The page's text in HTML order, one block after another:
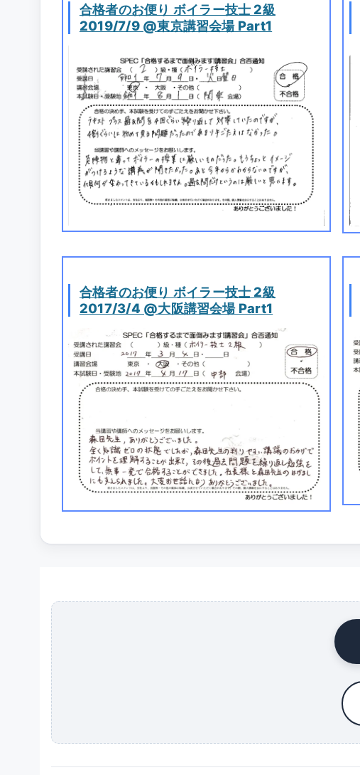
合格者のお便り ボイラー技士 2級
2019/7/9 @東京講習会場 Part1
合格者のお便り ボイラー技士 2級
2017/3/4 @大阪講習会場 Part1